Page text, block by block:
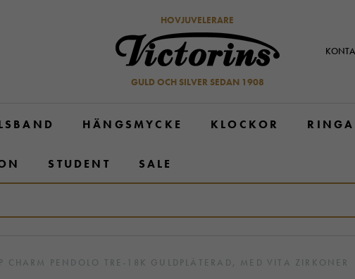
HOVJUVELERARE
GULD OCH SILVER SEDAN 1908
HÄNGSMYCKE KLOCKOR
STUDENT SALE
CHARM PENDOLO TRE-18K GULDPLÄTERAD, MED VITA ZIRKONER